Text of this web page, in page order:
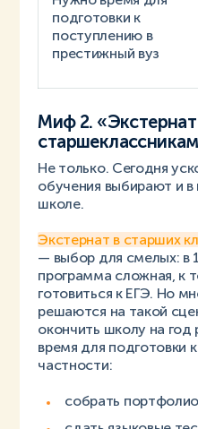
подготовки к
поступлению в
престижный вуз
Миф 2.
Не только. Сегодня
обучения выбирают и в
школе.
Экстернат в старших
— выбор для смелых: в
программа сложная, к
готовиться к ЕГЭ. Но
решаются на такой
окончить школу на
время для подготовки
частности:
собрать